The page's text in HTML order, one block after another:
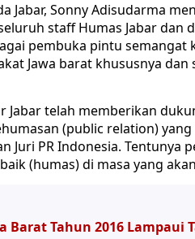
Jabar, Sonny Adisudarma
staff Humas Jabar dan
pembuka pintu
Jawa barat khususnya
Jabar telah memberikan
(public relation)
Juri PR Indonesia. Tentunya
(humas) di masa yang
Barat Tahun 2016 Lampaui